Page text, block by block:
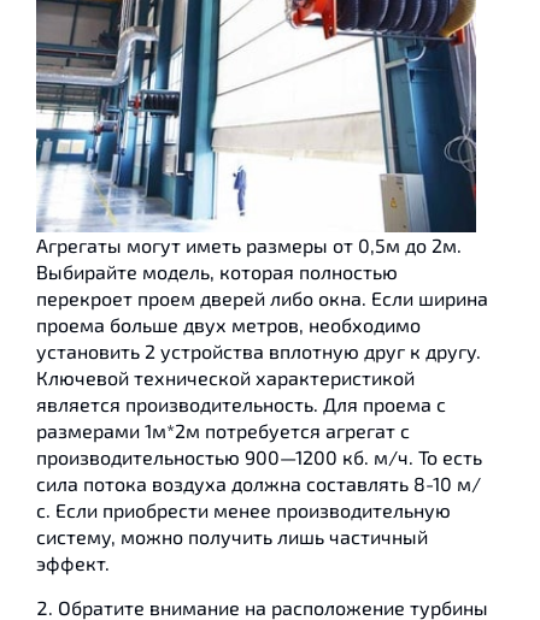
Агрегаты могут иметь размеры от 0,5м до 2м.
Выбирайте модель, которая полностью
перекроет проем дверей либо окна. Если ширина
проема больше двух метров, необходимо
установить 2 устройства вплотную друг к другу.
Ключевой технической характеристикой
является производительность. Для проема с
размерами 1м*2м потребуется агрегат с
производительностью 900—1200 кб. м/ч. То есть
сила потока воздуха должна составлять 8-10 м/
с. Если приобрести менее производительную
систему, можно получить лишь частичный
эффект.
Обратите внимание на расположение турбины